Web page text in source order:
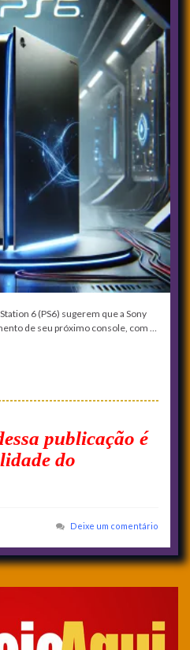
6 (PS6) sugerem que a Sony
de seu próximo console, com …
publicação é
do
Deixe um comentário